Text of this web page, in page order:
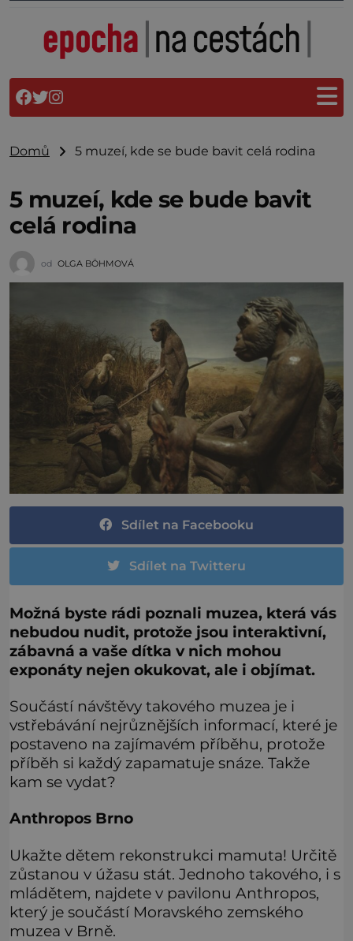
Domů 5 muzeí, kde se bude bavit celá rodina
5 muzeí, kde se bude bavit
celá rodina
od OLGA BÖHMOVÁ
Sdílet na Facebooku
Sdílet na Twitteru
Možná byste rádi poznali muzea, která vás
nebudou nudit, protože jsou interaktivní,
zábavná a vaše dítka v nich mohou
exponáty nejen okukovat, ale i objímat.
Součástí návštěvy takového muzea je i
vstřebávání nejrůznějších informací, které je
postaveno na zajímavém příběhu, protože
příběh si každý zapamatuje snáze. Takže
kam se vydat?
Anthropos Brno
Ukažte dětem rekonstrukci mamuta! Určitě
zůstanou v úžasu stát. Jednoho takového, i s
mládětem, najdete v pavilonu Anthropos,
který je součástí Moravského zemského
muzea v Brně.